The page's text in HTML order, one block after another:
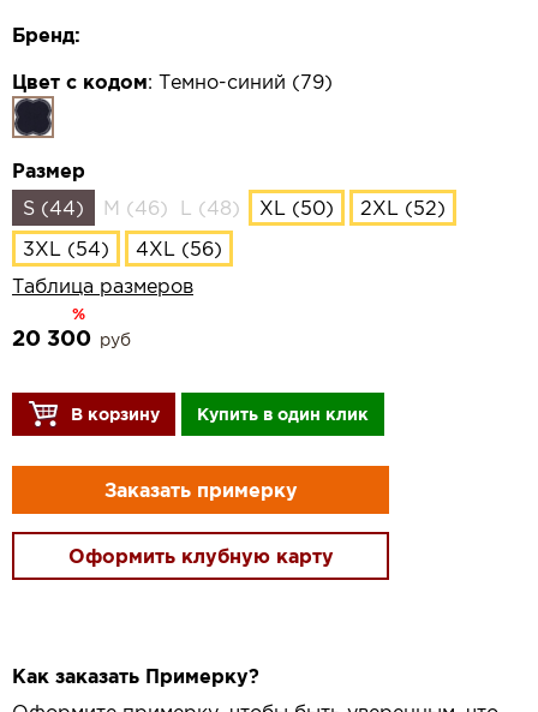
Бренд:
Цвет с кодом: Темно-синий (79)
Размер
S (44)
M (46) L (48) XL (50)
2XL (52)
3XL (54)
4XL (56)
Таблица размеров
%
20 300 руб
В корзину Купить в один клик
Заказать примерку
Оформить клубную карту
Как заказать Примерку?